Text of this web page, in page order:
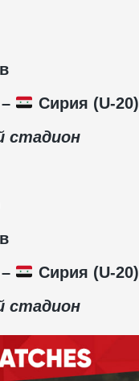
Сирия (U-20)
стадион
Сирия (U-20)
стадион